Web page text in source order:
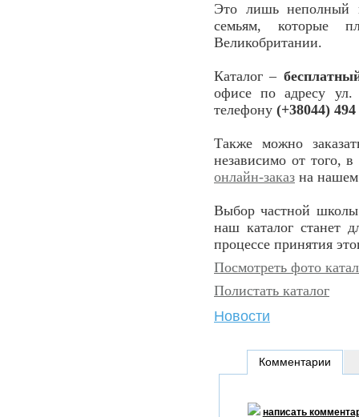
Это лишь неполный
семьям, которые
Великобритании.
Каталог –
офисе по адресу ул.
телефону (+38044)
Также можно
независимо от того,
онлайн-заказ на нашем
Выбор частной
наш каталог станет
процессе принятия
Посмотреть фото
Полистать каталог
Новости
Комментарии
написать